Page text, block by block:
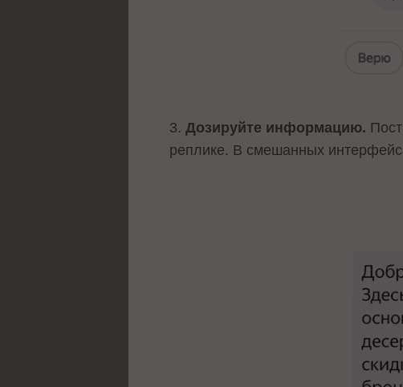
3.Дозируйте информацию.
реплике. В смешанных